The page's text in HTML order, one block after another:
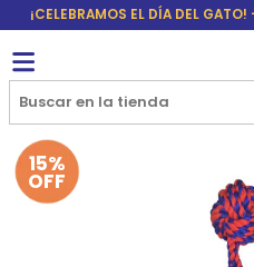
¡CELEBRAMOS EL DÍA DEL
15%
OFF